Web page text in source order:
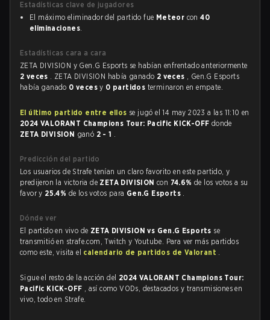
Estadísticas clave de jugadores
El máximo eliminador del partido fue Meteor con40
eliminaciones.
Estadísticas cara a cara
ZETA DIVISION y Gen.G Esports se habían enfrentado anteriormente
2 veces . ZETA DIVISION había ganado 2 veces , Gen.G Esports
había ganado 0 vecesy 0 partidos terminaron en empate.
El último partido entre ellos se jugó el 14 may 2023 a las 11:10 en
2024 VALORANT Champions Tour: Pacific KICK-OFF donde
ZETA DIVISION ganó 2 - 1 .
Predicción del partido
Los usuarios de Strafe tenían un claro favorito en este partido, y
predijeron la victoria de ZETA DIVISIONcon 74.6%de los votos a su
favor y 25.4% de los votos para Gen.G Esports .
Dónde ver
El partido en vivo de ZETA DIVISION vs Gen.G Esports se
transmitió en strafe.com, Twitch y Youtube. Para ver más partidos
como este, visita el calendario de partidos de Valorant .
Sigue el resto de la acción del 2024 VALORANT Champions Tour:
Pacific KICK-OFF , así como VODs, destacados y transmisiones en
vivo, todo en Strafe.